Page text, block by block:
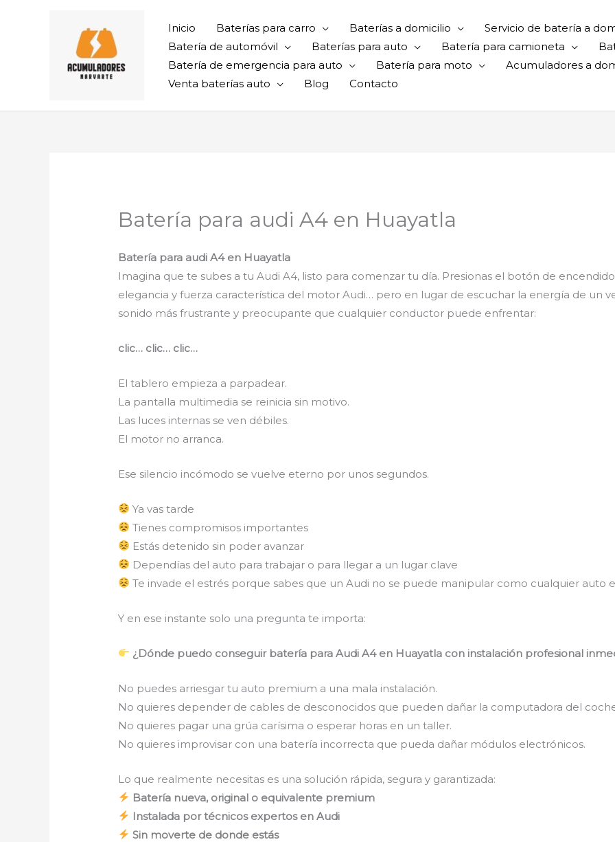
Inicio Baterías para carro Baterías a domicilio Servicio de batería a
Batería de automóvil
Baterías para auto Batería para camioneta
Batería de emergencia para auto
Batería para moto Acumuladores a
Venta baterías auto
Blog Contacto
Batería para audi A4 en Huayatla
Batería para audi A4 en Huayatla
Imagina que te subes a tu Audi A4, listo para comenzar tu día. Presionas el botón de
elegancia y fuerza característica del motor Audi… pero en lugar de escuchar la energía de un
sonido más frustrante y preocupante que cualquier conductor puede enfrentar:
clic… clic… clic…
El tablero empieza a parpadear.
La pantalla multimedia se reinicia sin motivo.
Las luces internas se ven débiles.
El motor no arranca.
Ese silencio incómodo se vuelve eterno por unos segundos.
Ya vas tarde
Tienes compromisos importantes
Estás detenido sin poder avanzar
Dependías del auto para trabajar o para llegar a un lugar clave
Te invade el estrés porque sabes que un Audi no se puede manipular como cualquier auto
Y en ese instante solo una pregunta te importa:
¿Dónde puedo conseguir batería para Audi A4 en Huayatla con instalación profesional
No puedes arriesgar tu auto premium a una mala instalación.
No quieres depender de cables de desconocidos que pueden dañar la computadora del
No quieres pagar una grúa carísima o esperar horas en un taller.
No quieres improvisar con una batería incorrecta que pueda dañar módulos electrónicos.
Lo que realmente necesitas es una solución rápida, segura y garantizada:
Batería nueva, original o equivalente premium
Instalada por técnicos expertos en Audi
Sin moverte de donde estás